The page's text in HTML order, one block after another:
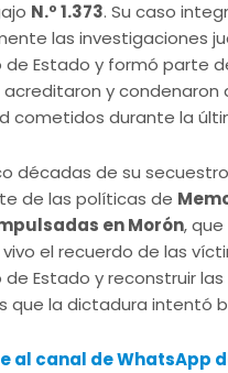
N.º 1.373. Su caso
las investigaciones
de Estado y formó parte
acreditaron y condenaron
cometidos durante la
décadas de su
de las políticas de
en Morón,
el recuerdo de las
Estado y reconstruir
que la dictadura intentó
al canal de WhatsApp